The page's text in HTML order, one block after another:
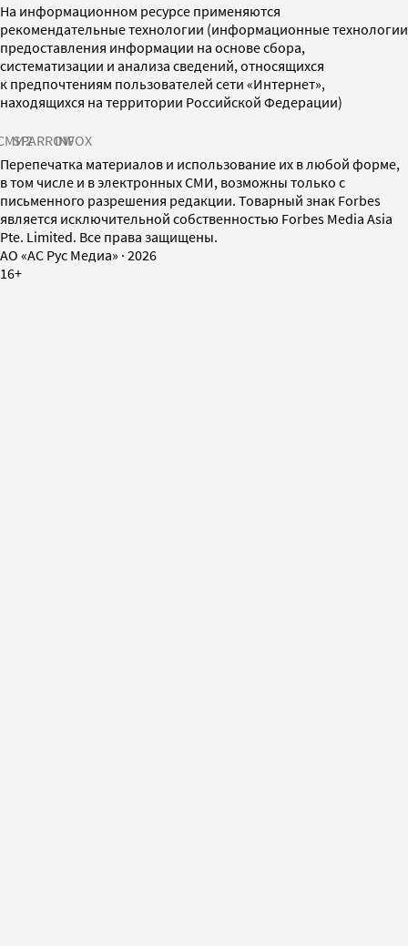
На информационном ресурсе применяются
рекомендательные технологии (информационные технологии
предоставления информации на основе сбора,
систематизации и анализа сведений, относящихся
к предпочтениям пользователей сети «Интернет»,
находящихся на территории Российской Федерации)
SPARROWINFOX
Перепечатка материалов и использование их в любой форме,
в том числе и в электронных СМИ, возможны только с
письменного разрешения редакции. Товарный знак Forbes
является исключительной собственностью Forbes Media Asia
Pte. Limited. Все права защищены.
AO «АС Рус Медиа» · 2026
16+